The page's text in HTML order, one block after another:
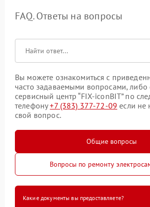
FAQ. Ответы на вопросы
Вы можете ознакомиться с
часто задаваемыми вопросами, либо
сервисный центр “FIX-iconBIT” по
телефону+7 (383) 377-72-09 если не
свой вопрос.
Общие вопросы
Вопросы по ремонту
Какие документы вы предоставляете?